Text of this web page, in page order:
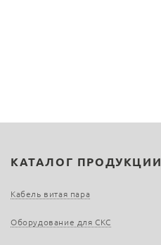
КАТАЛОГ ПРОДУКЦИИ
Кабель витая пара
Оборудование для СКС